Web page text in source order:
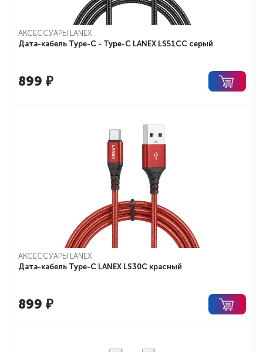
АКСЕССУАРЫ LANEX
Дата-кабель Type-C - Type-C LANEX LS51CC серый
899 ₽
АКСЕССУАРЫ LANEX
Дата-кабель Type-C LANEX LS30C красный
899 ₽